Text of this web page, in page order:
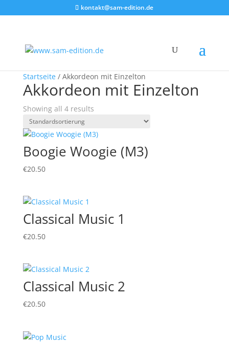
kontakt@sam-edition.de
Startseite/ Akkordeon mit Einzelton
Akkordeon mit Einzelton
Showing all 4 results
Boogie Woogie (M3)
€20.50
Classical Music 1
€20.50
Classical Music 2
€20.50